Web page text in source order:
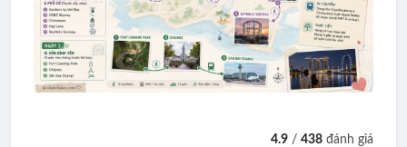
4.9 /438 đánh giá